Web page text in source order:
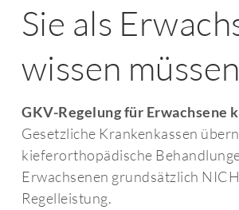
Sie als
wissen müssen
GKV-Regelung für Erwachsene
Gesetzliche Krankenkassen
kieferorthopädische
Erwachsenen grundsätzlich
Regelleistung.